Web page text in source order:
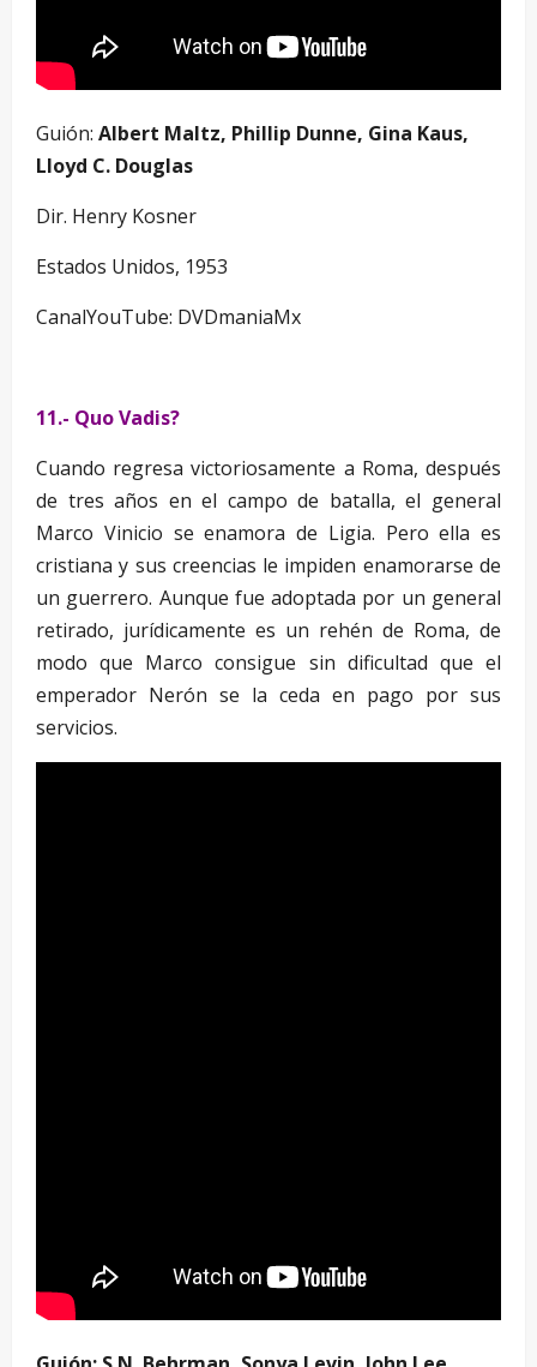
Guión: Albert Maltz, Phillip Dunne, Gina Kaus,
Lloyd C. Douglas
Dir. Henry Kosner
Estados Unidos, 1953
CanalYouTube: DVDmaniaMx
11.- Quo Vadis?
Cuando regresa victoriosamente a Roma, después
de tres años en el campo de batalla, el general
Marco Vinicio se enamora de Ligia. Pero ella es
cristiana y sus creencias le impiden enamorarse de
un guerrero. Aunque fue adoptada por un general
retirado, jurídicamente es un rehén de Roma, de
modo que Marco consigue sin dificultad que el
emperador Nerón se la ceda en pago por sus
servicios.